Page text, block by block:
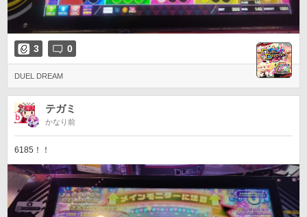
3 0
DUEL DREAM
テガミ
かなり前
6185！！